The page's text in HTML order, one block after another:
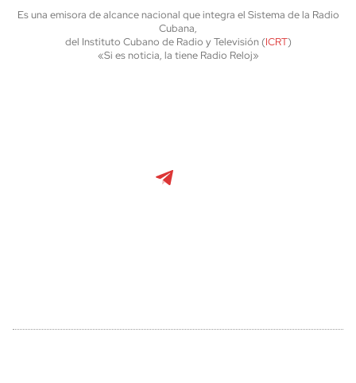
Es una emisora de alcance nacional que integra el Sistema de la Radio
Cubana,
del Instituto Cubano de Radio y Televisión (ICRT)
«Si es noticia, la tiene Radio Reloj»